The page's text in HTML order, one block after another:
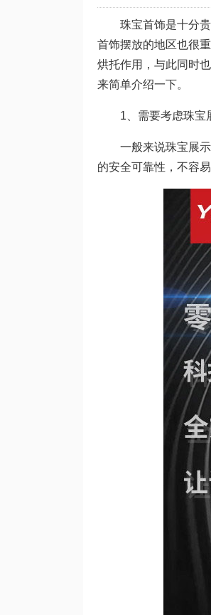
珠宝首饰是十分贵
首饰摆放的地区也很
烘托作用，与此同时
来简单介绍一下。
1、需要考虑珠宝
一般来说珠宝展示
的安全可靠性，不容